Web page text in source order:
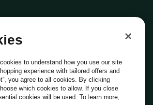
Italiano
to understand how you use our site
experience with tailored offers and
you agree to all cookies. By clicking
which cookies to allow. If you close
cookies will be used. To learn more,